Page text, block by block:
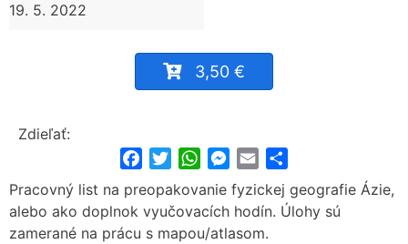
19. 5. 2022
3,50 €
Zdieľať:
FacebookTwitterWhatsApp
Messenger
Email
Pracovný list na preopakovanie fyzickej geografie Ázie,
alebo ako doplnok vyučovacích hodín. Úlohy sú
zamerané na prácu s mapou/atlasom.